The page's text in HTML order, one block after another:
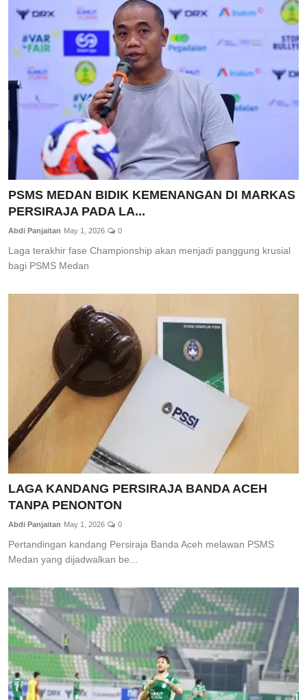
PSMS MEDAN BIDIK KEMENANGAN DI MARKAS
PERSIRAJA PADA LA...
Abdi Panjaitan May 1, 2026 0
Laga terakhir fase Championship akan menjadi panggung krusial
bagi PSMS Medan
LAGA KANDANG PERSIRAJA BANDA ACEH
TANPA PENONTON
Abdi Panjaitan May 1, 2026 0
Pertandingan kandang Persiraja Banda Aceh melawan PSMS
Medan yang dijadwalkan be...